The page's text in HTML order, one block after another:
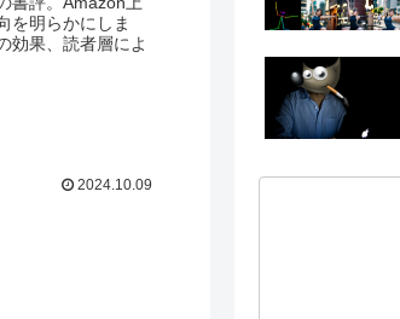
を明らかにしま
効果、読者層によ
2024.10.09